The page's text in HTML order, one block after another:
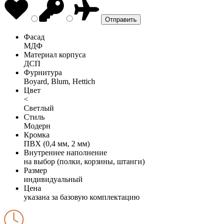
Фасад
МДФ
Материал корпуса
ДСП
Фурнитура
Boyard, Blum, Hettich
Цвет
<
Светлый
Стиль
Модерн
Кромка
ПВХ (0,4 мм, 2 мм)
Внутреннее наполнение
на выбор (полки, корзины, штанги)
Размер
индивидуальный
Цена
указана за базовую комплектацию